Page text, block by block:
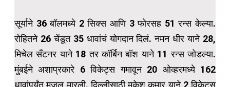
सूर्याने 36 बॉलमध्ये 2 सिक्स आणि 3 फोरसह 51 रन्स केल्या.
रोहितने 26 चेंडूत 35 धावांचं योगदान दिलं. नमन धीर याने 28,
मिचेल सँटनर याने 18 तर कॉर्बिन बॉश याने 11 रन्स जोडल्या.
मुंबईने अशाप्रकारे 6 विकेट्स गमावून 20 ओव्हरमध्ये 162
धावांपर्यंत मजल मारली. दिल्लीसाठी मुकेश कुमार याने 2 विकेट्स